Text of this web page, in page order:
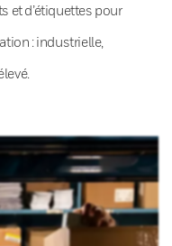
et d’étiquettes pour
: industrielle,